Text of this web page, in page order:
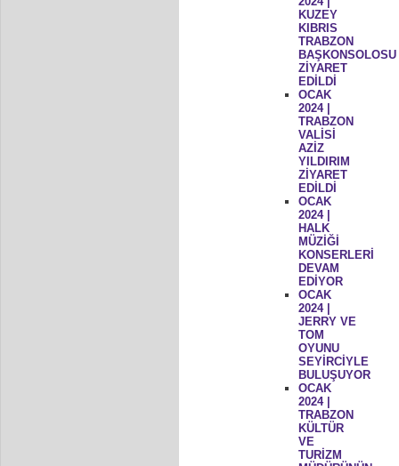
KUZEY
KIBRIS
TRABZON
BAŞKONSOLOSU
ZİYARET
EDİLDİ
OCAK
2024 |
TRABZON
VALİSİ
AZİZ
YILDIRIM
ZİYARET
EDİLDİ
OCAK
2024 |
HALK
MÜZİĞİ
KONSERLERİ
DEVAM
EDİYOR
OCAK
2024 |
JERRY VE
TOM
OYUNU
SEYİRCİYLE
BULUŞUYOR
OCAK
2024 |
TRABZON
KÜLTÜR
VE
TURİZM